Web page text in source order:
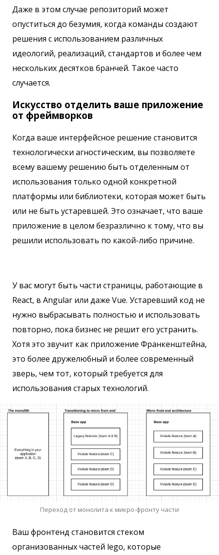
Даже в этом случае репозиторий может
опуститься до безумия, когда команды создают
решения с использованием различных
идеологий, реализаций, стандартов и более чем
нескольких десятков бранчей. Такое часто
случается.
Искусство отделить ваше приложение
от фреймворков
Когда ваше интерфейсное решение становится
технологически агностическим, вы позволяете
всему вашему решению быть отделенным от
использования только одной конкретной
платформы или библиотеки, которая может быть
или не быть устаревшей. Это означает, что ваше
приложение в целом безразлично к тому, что вы
решили использовать по какой-либо причине.
У вас могут быть части страницы, работающие в
React, в Angular или даже Vue. Устаревший код не
нужно выбрасывать полностью и использовать
повторно, пока бизнес не решит его устранить.
Хотя это звучит как приложение Франкенштейна,
это более дружелюбный и более современный
зверь, чем тот, который требуется для
использования старых технологий.
Переход от монолита к микро-фронту части
Ваш фронтенд становится стеком
организованных частей lego, которые